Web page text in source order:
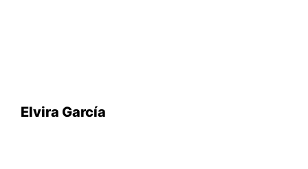
Elvira García